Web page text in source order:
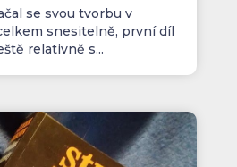
se svou tvorbu v
snesitelně, první díl
relativně s...